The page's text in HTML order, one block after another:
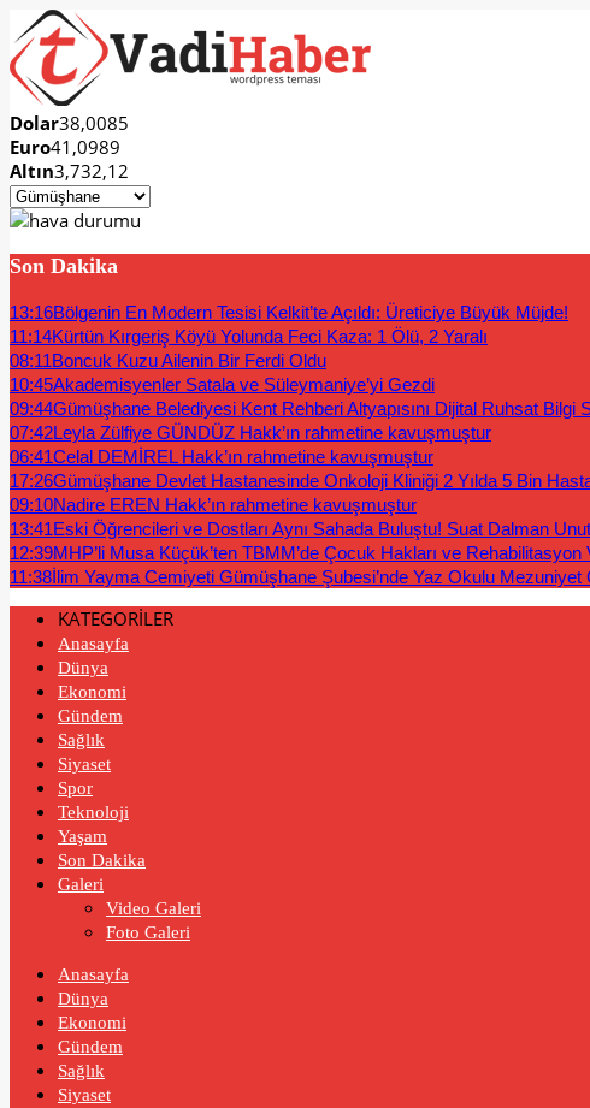
Dolar38,0085
Euro41,0989
Altın3,732,12
Son Dakika
13:16Bölgenin En Modern Tesisi Kelkit’te Açıldı: Üreticiye Büyük Müjde!
11:14Kürtün Kırgeriş Köyü Yolunda Feci Kaza: 1 Ölü, 2 Yaralı
08:11Boncuk Kuzu Ailenin Bir Ferdi Oldu
10:45Akademisyenler Satala ve Süleymaniye’yi Gezdi
09:44Gümüşhane Belediyesi Kent Rehberi Altyapısını Dijital Ruhsat Bilgi
07:42Leyla Zülfiye GÜNDÜZ Hakk’ın rahmetine kavuşmuştur
06:41Celal DEMİREL Hakk’ın rahmetine kavuşmuştur
17:26Gümüşhane Devlet Hastanesinde Onkoloji Kliniği 2 Yılda 5 Bin
09:10Nadire EREN Hakk’ın rahmetine kavuşmuştur
13:41Eski Öğrencileri ve Dostları Aynı Sahada Buluştu! Suat Dalman
12:39MHP’li Musa Küçük’ten TBMM’de Çocuk Hakları ve Rehabilitasyon
11:38İlim Yayma Cemiyeti Gümüşhane Şubesi’nde Yaz Okulu Mezuniyet
KATEGORİLER
Anasayfa
Dünya
Ekonomi
Gündem
Sağlık
Siyaset
Spor
Teknoloji
Yaşam
Son Dakika
Galeri
Video Galeri
Foto Galeri
Anasayfa
Dünya
Ekonomi
Gündem
Sağlık
Siyaset